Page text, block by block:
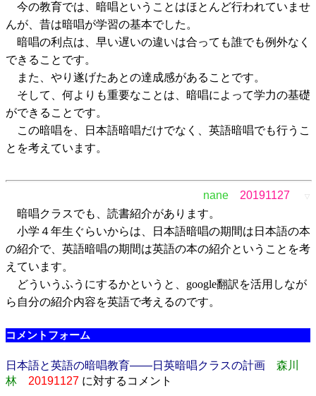
今の教育では、暗唱ということはほとんど行われていませ
んが、昔は暗唱が学習の基本でした。
暗唱の利点は、早い遅いの違いは合っても誰でも例外なく
できることです。
また、やり遂げたあとの達成感があることです。
そして、何よりも重要なことは、暗唱によって学力の基礎
ができることです。
この暗唱を、日本語暗唱だけでなく、英語暗唱でも行うこ
とを考えています。
nane 20191127 ▽
暗唱クラスでも、読書紹介があります。
小学４年生ぐらいからは、日本語暗唱の期間は日本語の本
の紹介で、英語暗唱の期間は英語の本の紹介ということを考
えています。
どういうふうにするかというと、google翻訳を活用しなが
ら自分の紹介内容を英語で考えるのです。
コメントフォーム
日本語と英語の暗唱教育――日英暗唱クラスの計画
森川
林
20191127 に対するコメント